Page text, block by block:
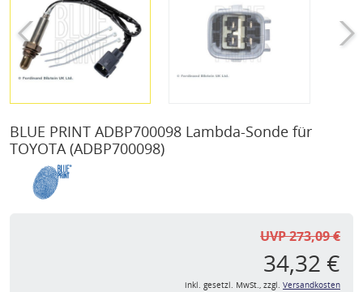
BLUE PRINT ADBP700098 Lambda-Sonde für
TOYOTA(ADBP700098)
UVP 273,09 €
34,32 €
inkl. gesetzl. MwSt., zzgl. Versandkosten